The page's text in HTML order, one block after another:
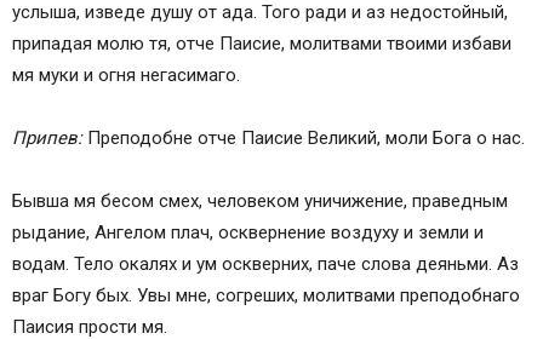
услыша, изведе душу от ада. Того ради и аз недостойный,
припадая молю тя, отче Паисие, молитвами твоими избави
мя муки и огня негасимаго.
Припев:Преподобне отче Паисие Великий, моли Бога о нас.
Бывша мя бесом смех, человеком уничижение, праведным
рыдание, Ангелом плач, осквернение воздуху и земли и
водам. Тело окалях и ум оскверних, паче слова деяньми. Аз
враг Богу бых. Увы мне, согреших, молитвами преподобнаго
Паисия прости мя.